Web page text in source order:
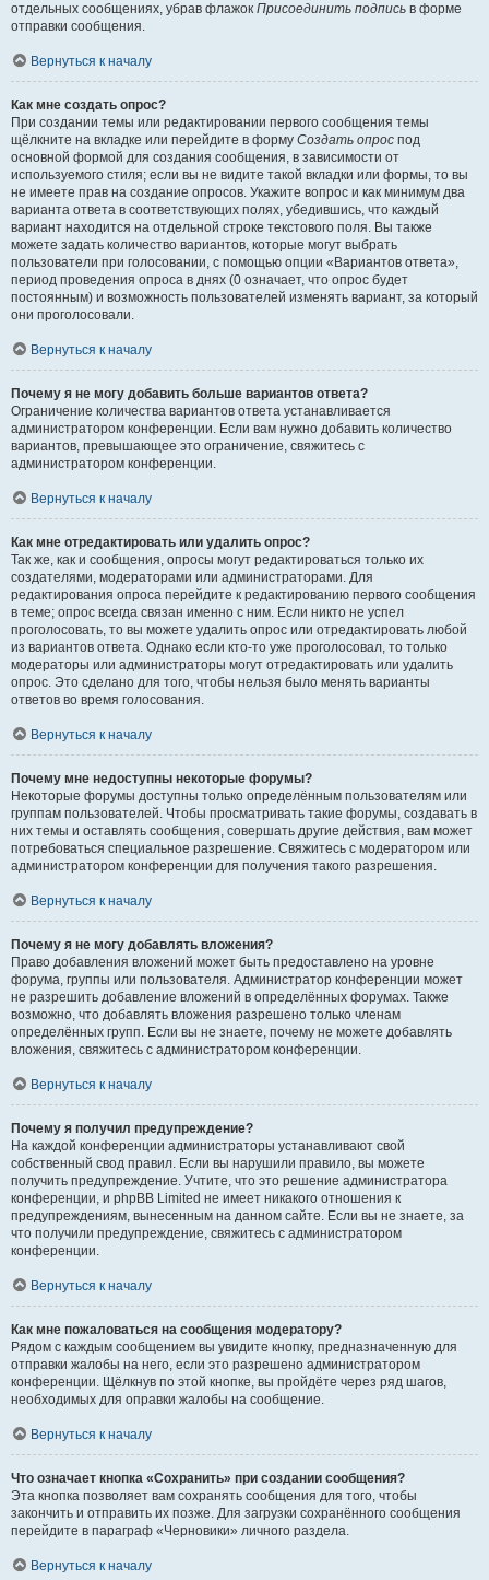
отдельных сообщениях, убрав флажок Присоединить подпись в форме
отправки сообщения.
Вернуться к началу
Как мне создать опрос?
При создании темы или редактировании первого сообщения темы
щёлкните на вкладке или перейдите в форму Создать опрос под
основной формой для создания сообщения, в зависимости от
используемого стиля; если вы не видите такой вкладки или формы, то вы
не имеете прав на создание опросов. Укажите вопрос и как минимум два
варианта ответа в соответствующих полях, убедившись, что каждый
вариант находится на отдельной строке текстового поля. Вы также
можете задать количество вариантов, которые могут выбрать
пользователи при голосовании, с помощью опции «Вариантов ответа»,
период проведения опроса в днях (0 означает, что опрос будет
постоянным) и возможность пользователей изменять вариант, за который
они проголосовали.
Вернуться к началу
Почему я не могу добавить больше вариантов ответа?
Ограничение количества вариантов ответа устанавливается
администратором конференции. Если вам нужно добавить количество
вариантов, превышающее это ограничение, свяжитесь с
администратором конференции.
Вернуться к началу
Как мне отредактировать или удалить опрос?
Так же, как и сообщения, опросы могут редактироваться только их
создателями, модераторами или администраторами. Для
редактирования опроса перейдите к редактированию первого сообщения
в теме; опрос всегда связан именно с ним. Если никто не успел
проголосовать, то вы можете удалить опрос или отредактировать любой
из вариантов ответа. Однако если кто-то уже проголосовал, то только
модераторы или администраторы могут отредактировать или удалить
опрос. Это сделано для того, чтобы нельзя было менять варианты
ответов во время голосования.
Вернуться к началу
Почему мне недоступны некоторые форумы?
Некоторые форумы доступны только определённым пользователям или
группам пользователей. Чтобы просматривать такие форумы, создавать в
них темы и оставлять сообщения, совершать другие действия, вам может
потребоваться специальное разрешение. Свяжитесь с модератором или
администратором конференции для получения такого разрешения.
Вернуться к началу
Почему я не могу добавлять вложения?
Право добавления вложений может быть предоставлено на уровне
форума, группы или пользователя. Администратор конференции может
не разрешить добавление вложений в определённых форумах. Также
возможно, что добавлять вложения разрешено только членам
определённых групп. Если вы не знаете, почему не можете добавлять
вложения, свяжитесь с администратором конференции.
Вернуться к началу
Почему я получил предупреждение?
На каждой конференции администраторы устанавливают свой
собственный свод правил. Если вы нарушили правило, вы можете
получить предупреждение. Учтите, что это решение администратора
конференции, и phpBB Limited не имеет никакого отношения к
предупреждениям, вынесенным на данном сайте. Если вы не знаете, за
что получили предупреждение, свяжитесь с администратором
конференции.
Вернуться к началу
Как мне пожаловаться на сообщения модератору?
Рядом с каждым сообщением вы увидите кнопку, предназначенную для
отправки жалобы на него, если это разрешено администратором
конференции. Щёлкнув по этой кнопке, вы пройдёте через ряд шагов,
необходимых для оправки жалобы на сообщение.
Вернуться к началу
Что означает кнопка «Сохранить» при создании сообщения?
Эта кнопка позволяет вам сохранять сообщения для того, чтобы
закончить и отправить их позже. Для загрузки сохранённого сообщения
перейдите в параграф «Черновики» личного раздела.
Вернуться к началу